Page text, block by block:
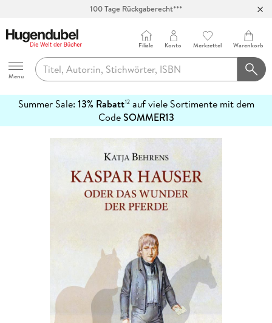
100 Tage Rückgaberecht***
Hugendubel
Menu
Filiale Konto Merkzettel Warenkorb
Summer Sale: 13% Rabatt12auf viele Sortimente mit dem
CodeSOMMER13
erfahren